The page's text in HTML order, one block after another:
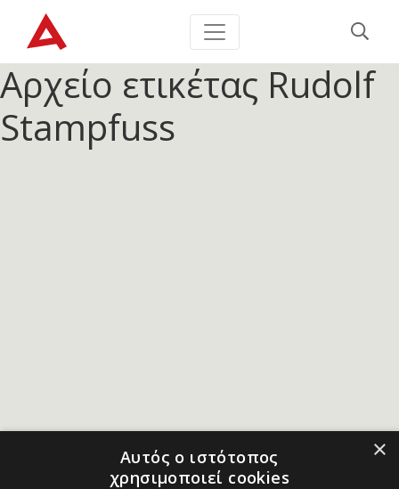
Αρχείο ετικέτας Rudolf
Stampfuss
×
Αυτός ο ιστότοπος
χρησιμοποιεί cookies